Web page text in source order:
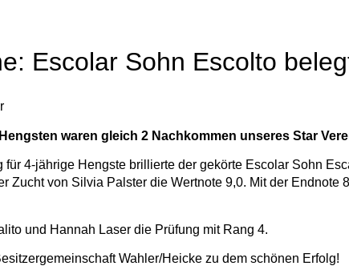
Escolar Sohn Escolto
waren gleich 2 Nachkommen unseres Star
für 4-jährige Hengste brillierte der gekörte Escolar Sohn
Zucht von Silvia Palster die Wertnote 9,0. Mit der Endnote
und Hannah Laser die Prüfung mit Rang 4.
Wahler/Heicke zu dem schönen Erfolg!